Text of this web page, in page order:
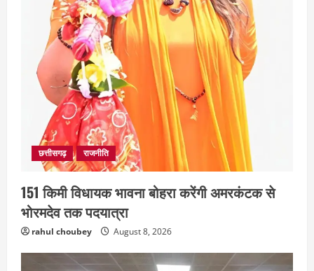
छत्तीसगढ़ राजनीति
151 किमी विधायक भावना बोहरा करेंगी अमरकंटक से
भोरमदेव तक पदयात्रा
rahul choubey August 8, 2026